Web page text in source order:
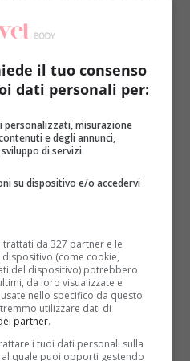
Congresso
CURARE LA
da Google Play e
la più rispondente
di malattia
della Siu,
scientifiche
cause e i farmaci per
elenca e localizza città
pubblici italiani
per ricevere diagnosi
indagano sulla qualità
il tuo consenso
dati personali per:
personalizzati, misurazione
e degli annunci,
di servizi
su dispositivo e/o accedervi
da 327 partner e le
(come cookie,
del dispositivo) potrebbero
da loro visualizzate e
nello specifico da questo
utilizzare dati di
partner.
i tuoi dati personali sulla
quale puoi opporti gestendo